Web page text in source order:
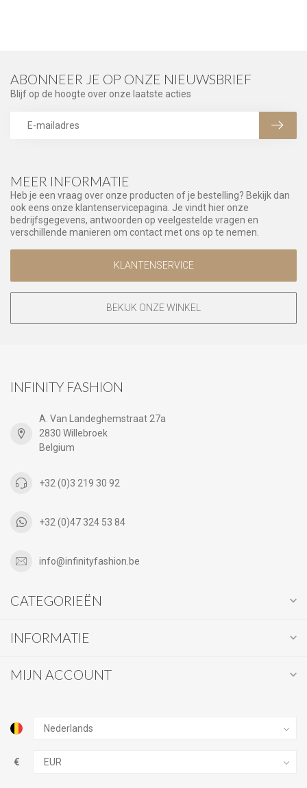
MEER INFORMATIE
Heb je een vraag over onze producten of je bestelling? Bekijk dan
ook eens onze klantenservicepagina. Je vindt hier onze
bedrijfsgegevens, antwoorden op veelgestelde vragen en
verschillende manieren om contact met ons op te nemen.
KLANTENSERVICE
BEKIJK ONZE WINKEL
ABONNEER JE OP ONZE NIEUWSBRIEF
Blijf op de hoogte over onze laatste acties
INFINITY FASHION
A. Van Landeghemstraat 27a
2830 Willebroek
Belgium
+32 (0)3 219 30 92
+32 (0)47 324 53 84
info@infinityfashion.be
CATEGORIEËN
INFORMATIE
MIJN ACCOUNT
€